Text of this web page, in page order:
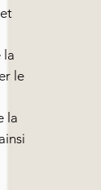
la
le
la